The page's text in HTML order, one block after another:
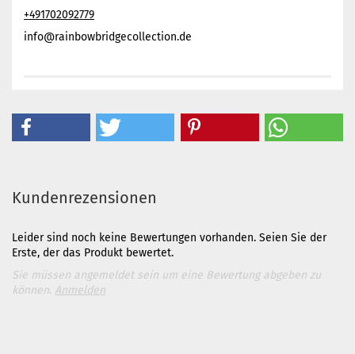
+491702092779
info@rainbowbridgecollection.de
Kundenrezensionen
Leider sind noch keine Bewertungen vorhanden. Seien Sie der
Erste, der das Produkt bewertet.
Sie müssen angemeldet sein um eine Bewertung abgeben zu
können. Anmelden